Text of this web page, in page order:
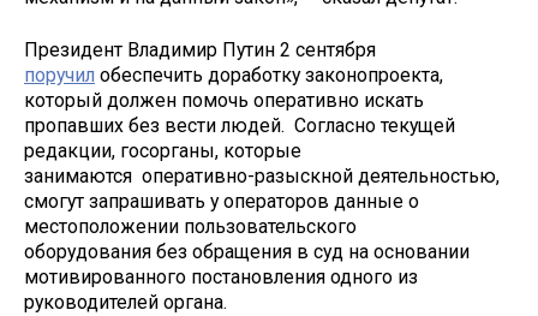
Президент Владимир Путин 2 сентября
поручил обеспечить доработку законопроекта,
который должен помочь оперативно искать
пропавших без вести людей. Согласно текущей
редакции, госорганы, которые
занимаются оперативно-разыскной деятельностью,
смогут запрашивать у операторов данные о
местоположении пользовательского
оборудования без обращения в суд на основании
мотивированного постановления одного из
руководителей органа.